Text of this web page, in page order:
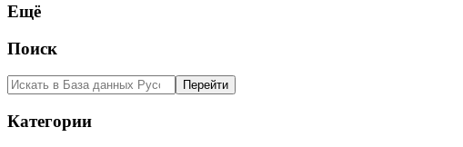
Ещё
Поиск
Категории